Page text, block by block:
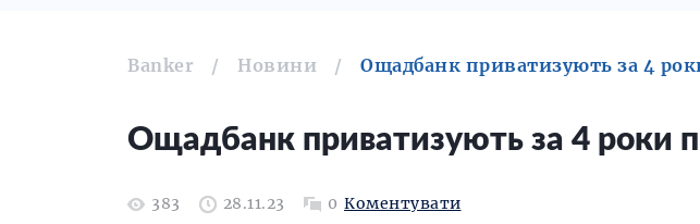
Banker Новини Ощадбанк приватизують за 4
Ощадбанк приватизують за 4 роки
383 28.11.23 0 Коментувати